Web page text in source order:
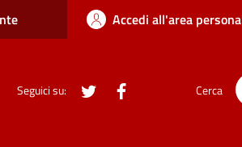
Accedi all'area
Seguici su: twitter Cerca